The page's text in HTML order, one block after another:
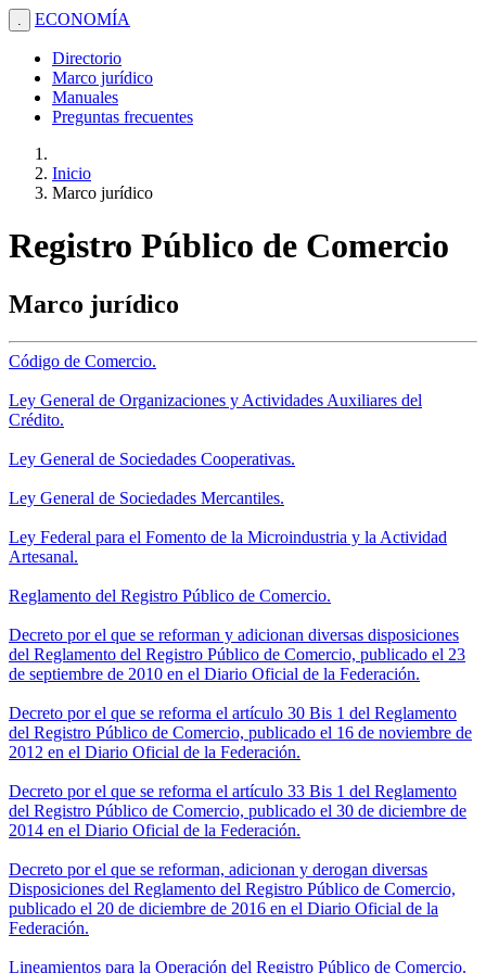
. ECONOMÍA
Directorio
Marco jurídico
Manuales
Preguntas frecuentes
Inicio
Marco jurídico
Registro Público de Comercio
Marco jurídico
Código de Comercio.
Ley General de Organizaciones y Actividades Auxiliares del
Crédito.
Ley General de Sociedades Cooperativas.
Ley General de Sociedades Mercantiles.
Ley Federal para el Fomento de la Microindustria y la Actividad
Artesanal.
Reglamento del Registro Público de Comercio.
Decreto por el que se reforman y adicionan diversas disposiciones
del Reglamento del Registro Público de Comercio, publicado el 23
de septiembre de 2010 en el Diario Oficial de la Federación.
Decreto por el que se reforma el artículo 30 Bis 1 del Reglamento
del Registro Público de Comercio, publicado el 16 de noviembre de
2012 en el Diario Oficial de la Federación.
Decreto por el que se reforma el artículo 33 Bis 1 del Reglamento
del Registro Público de Comercio, publicado el 30 de diciembre de
2014 en el Diario Oficial de la Federación.
Decreto por el que se reforman, adicionan y derogan diversas
Disposiciones del Reglamento del Registro Público de Comercio,
publicado el 20 de diciembre de 2016 en el Diario Oficial de la
Federación.
Lineamientos para la Operación del Registro Público de Comercio.